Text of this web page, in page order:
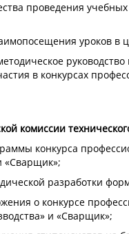
проведения
уроков в
в конкурсах
комиссии
конкурса
«Сварщик»;
разработки
о конкурсе
и «Сварщик»;